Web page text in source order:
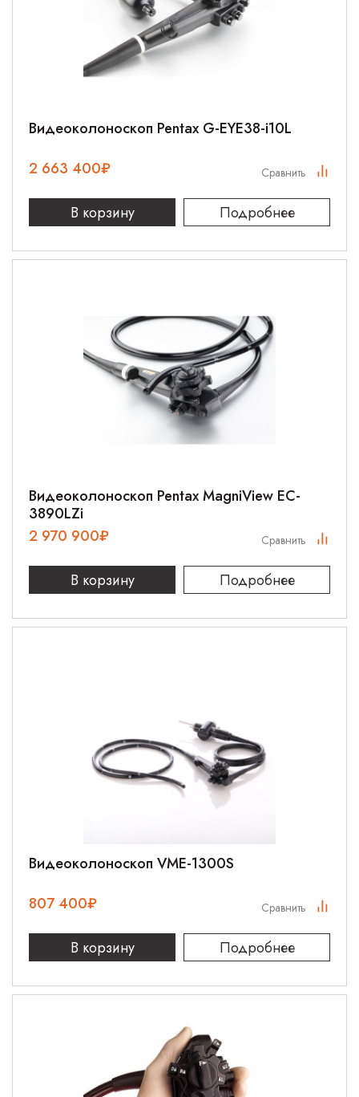
Видеоколоноскоп Pentax G-EYE38-i10L
2 663 400₽
В корзину Подробнее
Сравнить
Видеоколоноскоп Pentax MagniView EC-
3890LZi
2 970 900₽
В корзину Подробнее
Сравнить
Видеоколоноскоп VME-1300S
807 400₽
В корзину Подробнее
Сравнить